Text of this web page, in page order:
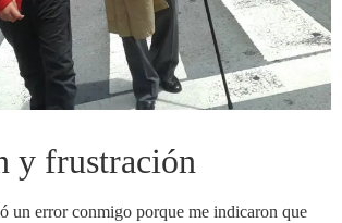
y frustración
un error conmigo porque me indicaron que